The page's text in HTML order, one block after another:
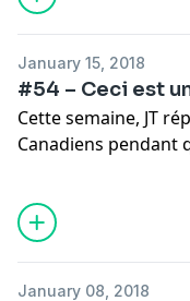
transactions chez le
January 15, 2018
#54 – Ceci est
Cette semaine, JT
Canadiens pendant
québécois qui
parle aussi
January 08, 2018